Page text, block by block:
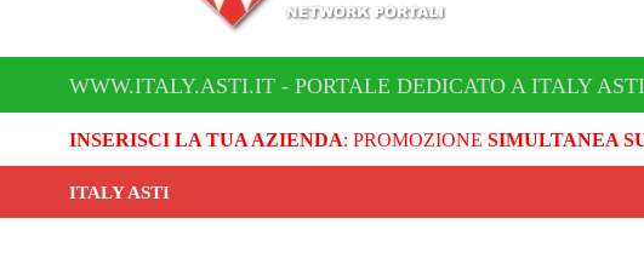
WWW.ITALY.ASTI.IT - PORTALE DEDICATO A ITALY ASTI
INSERISCI LA TUA AZIENDA: PROMOZIONE SIMULTANEA
ITALY ASTI